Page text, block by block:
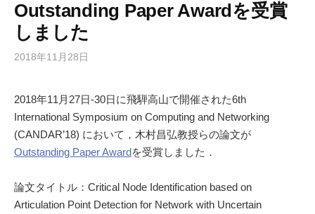
Outstanding Paper Awardを受賞
しました
2018年11月28日
2018年11月27日-30日に飛騨高山で開催された6th
International Symposium on Computing and Networking
(CANDAR’18) において，木村昌弘教授らの論文が
Outstanding Paper Awardを受賞しました．
論文タイトル：Critical Node Identification based on
Articulation Point Detection for Network with Uncertain